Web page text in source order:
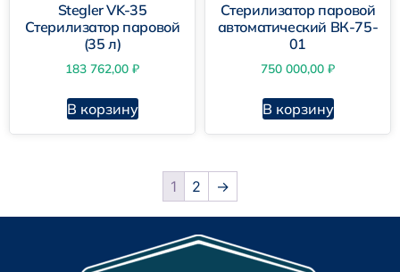
Stegler VK-35
Стерилизатор паровой
(35 л)
183 762,00 ₽
В корзину
Стерилизатор паровой
автоматический ВК-75-
01
750 000,00 ₽
В корзину
1 2 →